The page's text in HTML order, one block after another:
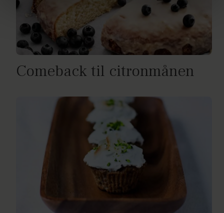
dine personoplysninger i forbindelse hermed i både
voresprivatlivspolitikog
Comeback til citronmånen